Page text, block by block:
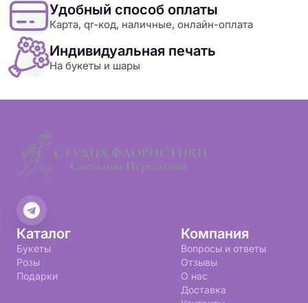
Удобный способ оплаты
Карта, qr-код, наличные, онлайн-оплата
Индивидуальная печать
На букеты и шары
Каталог
Букеты
Розы
Подарки
Компания
Вопросы и ответы
Отзывы
О нас
Доставка